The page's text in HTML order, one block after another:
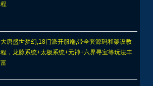
程
大唐盛世梦幻,18门派开服端,带全套源码和架设教
程，龙脉系统+太极系统+元神+六界寻宝等玩法丰
富